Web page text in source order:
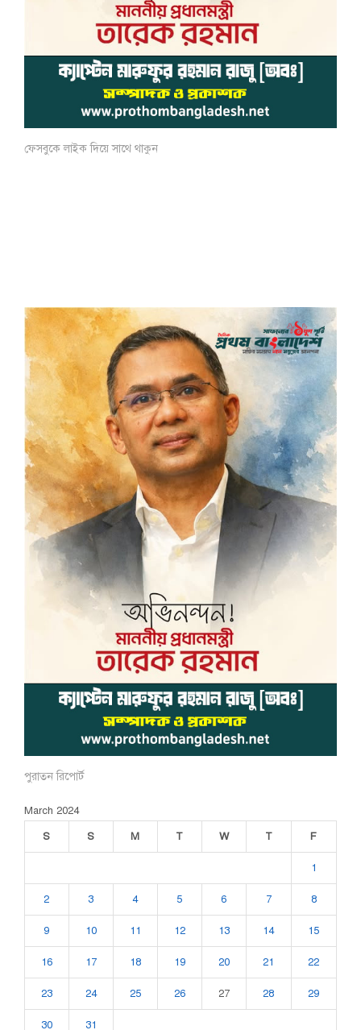
ফেসবুকে লাইক দিয়ে সাথে থাকুন
পুরাতন রিপোর্ট
March 2024
S
S M T W T F
1
2 3 4 5 6 7 8
9 10 11 12 13 14 15
16 17 18 19 20 21 22
23 24 25 26 27 28 29
30 31